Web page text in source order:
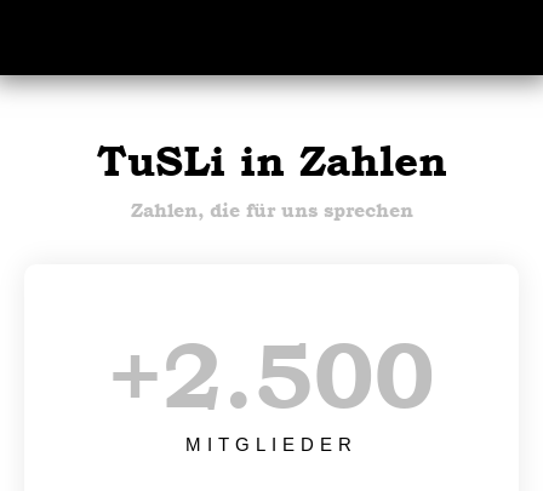
TuSLi in Zahlen
Zahlen, die für uns sprechen
MITGLIEDER
+2.500